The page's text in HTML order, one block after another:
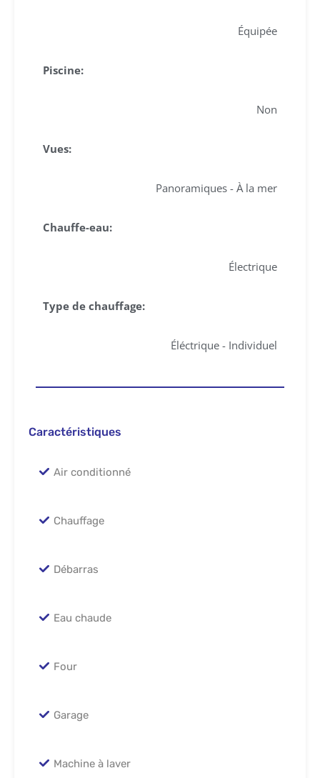
Équipée
Piscine:
Non
Vues:
Panoramiques - À la mer
Chauffe-eau:
Électrique
Type de chauffage:
Éléctrique - Individuel
Caractéristiques
Air conditionné
Chauffage
Débarras
Eau chaude
Four
Garage
Machine à laver